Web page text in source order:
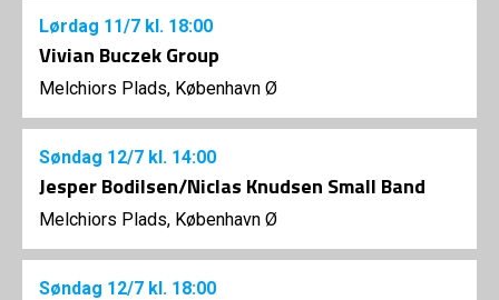
Lørdag 11/7 kl. 18:00
Vivian Buczek Group
Melchiors Plads, København Ø
Søndag 12/7 kl. 14:00
Jesper Bodilsen/Niclas Knudsen Small Band
Melchiors Plads, København Ø
Søndag 12/7 kl. 18:00